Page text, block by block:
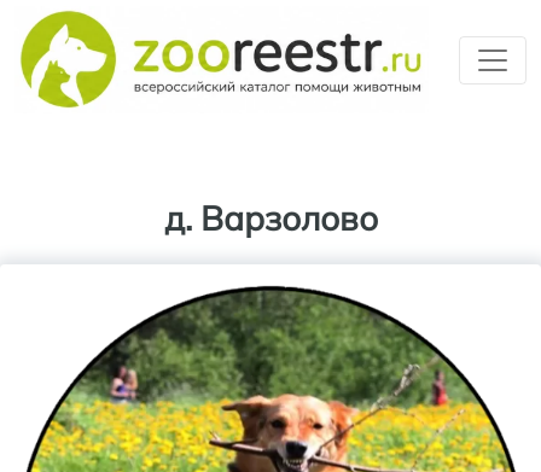
д. Варзолово